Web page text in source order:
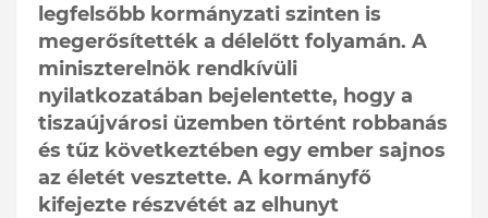
legfelsőbb kormányzati szinten is
megerősítették a délelőtt folyamán. A
miniszterelnök rendkívüli
nyilatkozatában bejelentette, hogy a
tiszaújvárosi üzemben történt robbanás
és tűz következtében egy ember sajnos
az életét vesztette. A kormányfő
kifejezte részvétét az elhunyt